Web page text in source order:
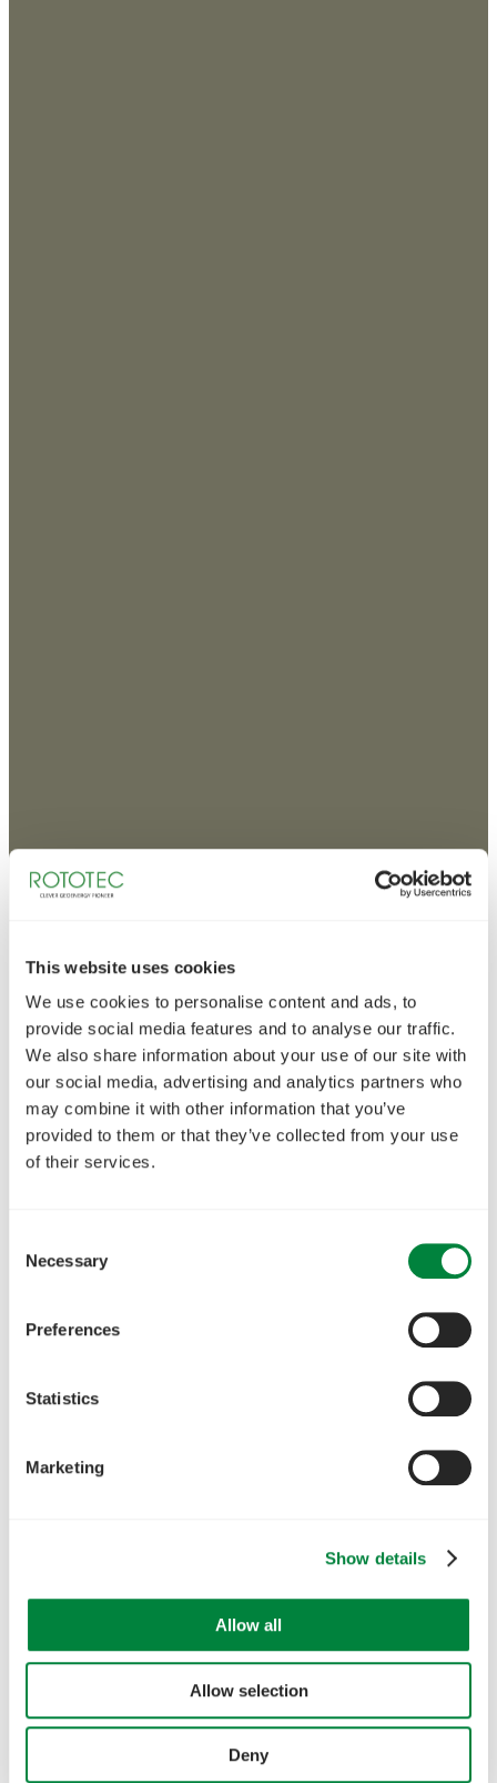
This website uses cookies
We use cookies to personalise content and ads, to
provide social media features and to analyse our traffic.
We also share information about your use of our site with
our social media, advertising and analytics partners who
may combine it with other information that you’ve
provided to them or that they’ve collected from your use
of their services.
Selection
Necessary
Preferences
Statistics
Marketing
Show details
Allow all
Allow selection
Deny